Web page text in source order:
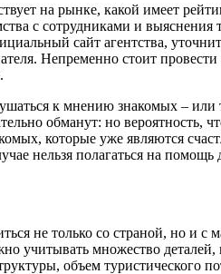
на рынке, какой имеет
с сотрудниками и
сайт агентства,
Непременно стоит
к мнению знакомых – или
обманут: но вероятность,
которые уже являются
нельзя полагаться на помощь
не только со страной, но и с
учитывать множество деталей,
объем туристического